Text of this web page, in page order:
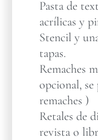
Pasta de
acrílicas y
Stencil y
tapas.
Remaches
opcional, se
remaches )
Retales de
revista o